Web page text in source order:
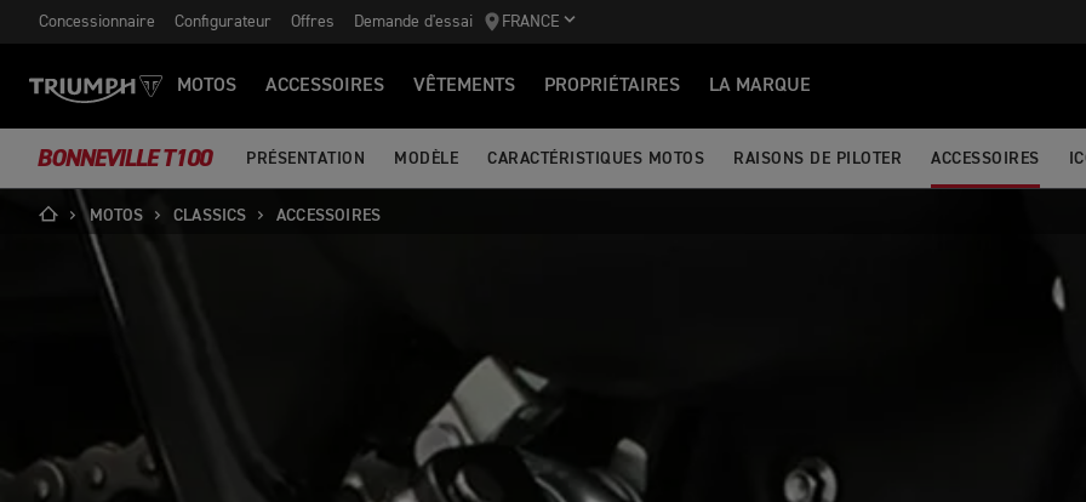
Concessionnaire Configurateur Offres Demande d'essai FRANCE
MOTOS ACCESSOIRES VÊTEMENTS PROPRIÉTAIRES LA MARQUE
BONNEVILLE T100 PRÉSENTATION MODÈLE CARACTÉRISTIQUES MOTOS RAISONS DE PILOTER ACCESSOIRES
MOTOS CLASSICS ACCESSOIRES